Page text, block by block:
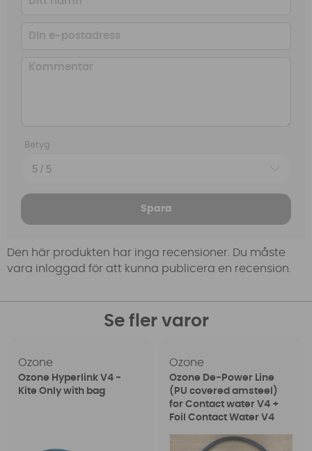
Betyg
Spara
Den här produkten har inga recensioner. Du måste
vara inloggad för att kunna publicera en recension.
Se fler varor
Ozone
Ozone Hyperlink V4 -
Kite Only with bag
Ozone
Ozone De-Power Line
(PU covered amsteel)
for Contact water V4 +
Foil Contact Water V4